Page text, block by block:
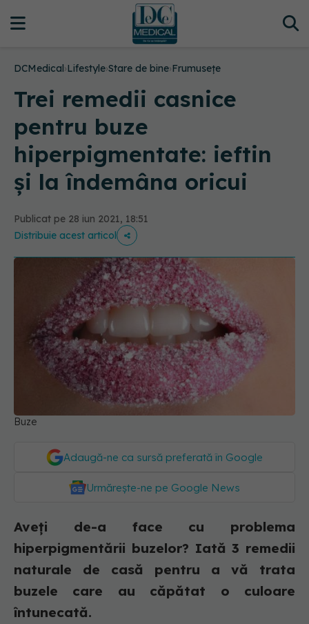
DCMedical›Lifestyle›Stare de bine›Frumusețe
Trei remedii casnice
pentru buze
hiperpigmentate: ieftin
și la îndemâna oricui
Publicat pe 28 iun 2021, 18:51
Distribuie acest articol
Buze
Adaugă-ne ca sursă preferată în Google
Urmărește-ne pe Google News
Aveți de-a face cu problema
hiperpigmentării buzelor? Iată 3 remedii
naturale de casă pentru a vă trata
buzele care au căpătat o culoare
întunecată.